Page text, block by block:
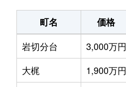
町名 価格
岩切分台
3,000万円
大梶
1,900万円